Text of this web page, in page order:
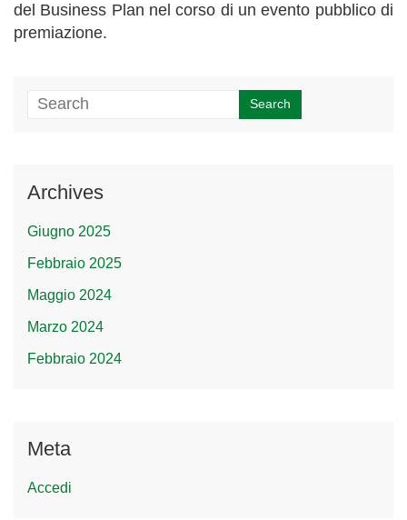
del Business Plan nel corso di un evento pubblico di
premiazione.
Archives
Giugno 2025
Febbraio 2025
Maggio 2024
Marzo 2024
Febbraio 2024
Meta
Accedi